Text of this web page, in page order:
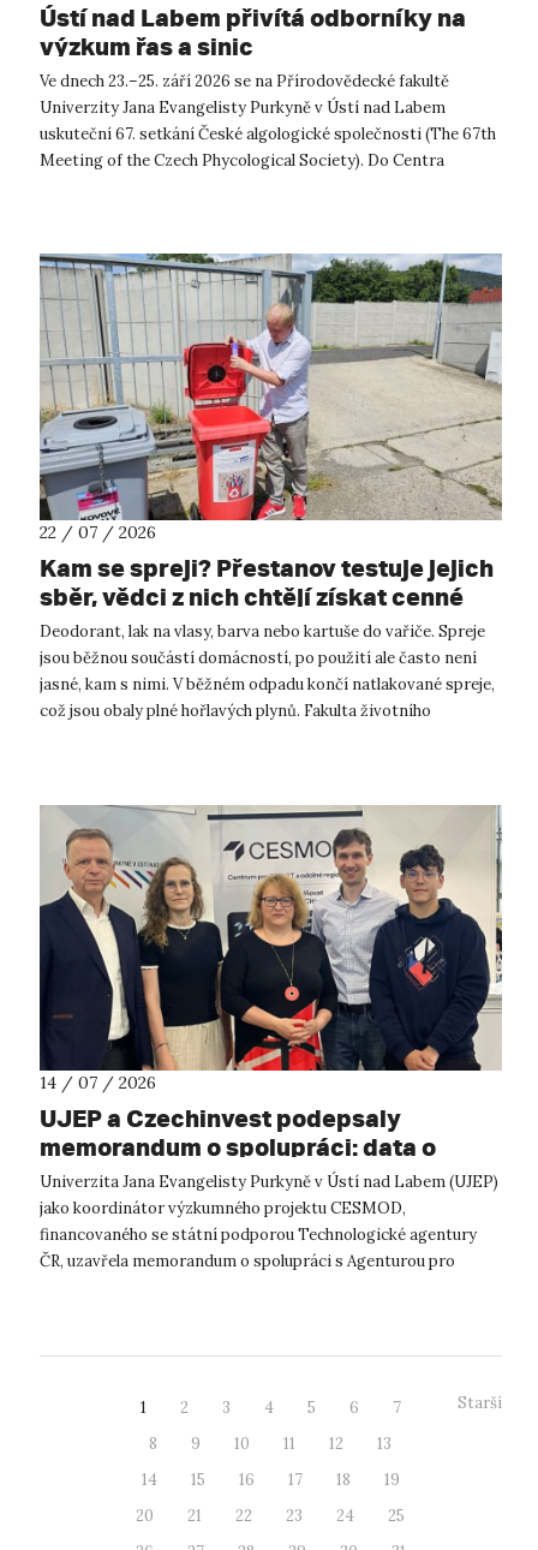
Ústí nad Labem přivítá odborníky na
výzkum řas a sinic
Ve dnech 23.–25. září 2026 se na Přírodovědecké fakultě
Univerzity Jana Evangelisty Purkyně v Ústí nad Labem
uskuteční 67. setkání České algologické společnosti (The 67th
Meeting of the Czech Phycological Society). Do Centra
22 / 07 / 2026
Kam se spreji? Přestanov testuje jejich
sběr, vědci z nich chtějí získat cenné
kovy
Deodorant, lak na vlasy, barva nebo kartuše do vařiče. Spreje
jsou běžnou součástí domácností, po použití ale často není
jasné, kam s nimi. V běžném odpadu končí natlakované spreje,
což jsou obaly plné hořlavých plynů. Fakulta životního
14 / 07 / 2026
UJEP a Czechinvest podepsaly
memorandum o spolupráci: data o
podnikatelském prostředí posílí
výzkum CESMOD
Univerzita Jana Evangelisty Purkyně v Ústí nad Labem (UJEP)
jako koordinátor výzkumného projektu CESMOD,
financovaného se státní podporou Technologické agentury
ČR, uzavřela memorandum o spolupráci s Agenturou pro
1 2 3 4 5 6
7
8
9 10 11 12
13
14
15 16 17 18
19
20
21 22 23 24
25
Starší